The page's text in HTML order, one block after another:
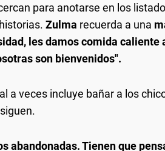
para anotarse en los
Zulma recuerda a una
les damos comida caliente
son bienvenidos".
a veces incluye bañar a los
abandonadas. Tienen que